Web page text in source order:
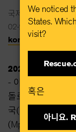
국제구조위원회
02-2088-2015
korea@rescue.org
2024년 08월
- 이미 수년간 정
돌로 전례 없는
국(DRC) 동부의
(Mpox)가 급속히
We noticed
States.
visit?
혹은​
아니요.